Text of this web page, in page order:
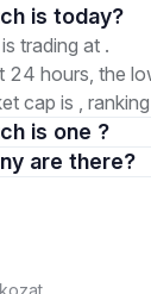
1. How much is today?
trading at .
24 hours, the
cap is ,
is one ?
3. How many are there?